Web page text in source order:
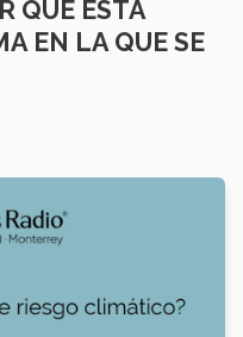
QUE ESTA
EN LA QUE SE